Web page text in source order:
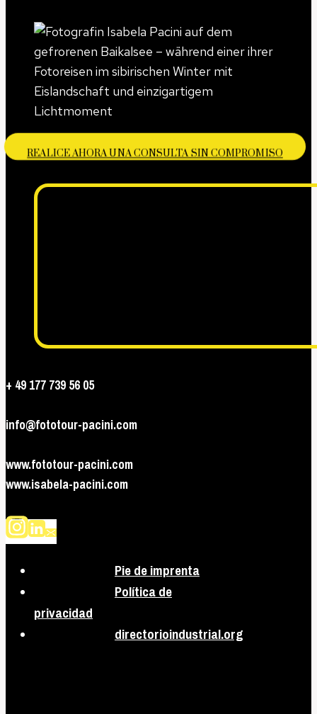
REALICE AHORA UNA CONSULTA SIN COMPROMISO
+ 49 177 739 56 05
info@fototour-pacini.com
www.fototour-pacini.com
www.isabela-pacini.com
Pie de imprenta
Política de
privacidad
directorioindustrial.org